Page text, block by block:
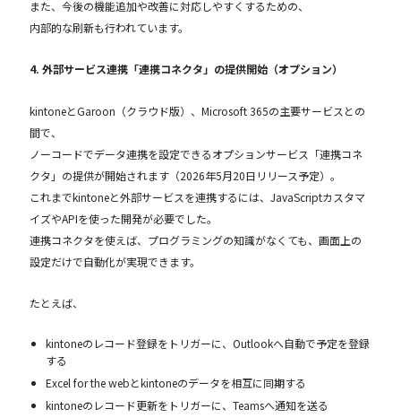
また、今後の機能追加や改善に対応しやすくするための、
内部的な刷新も行われています。
4. 外部サービス連携「連携コネクタ」の提供開始（オプション）
kintoneとGaroon（クラウド版）、Microsoft 365の主要サービスとの
間で、
ノーコードでデータ連携を設定できるオプションサービス「連携コネ
クタ」の提供が開始されます（2026年5月20日リリース予定）。
これまでkintoneと外部サービスを連携するには、JavaScriptカスタマ
イズやAPIを使った開発が必要でした。
連携コネクタを使えば、プログラミングの知識がなくても、画面上の
設定だけで自動化が実現できます。
たとえば、
kintoneのレコード登録をトリガーに、Outlookへ自動で予定を登録
する
Excel for the webとkintoneのデータを相互に同期する
kintoneのレコード更新をトリガーに、Teamsへ通知を送る